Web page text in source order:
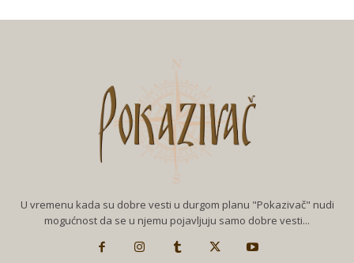
U vremenu kada su dobre vesti u durgom planu "Pokazivač" nudi
mogućnost da se u njemu pojavljuju samo dobre vesti...